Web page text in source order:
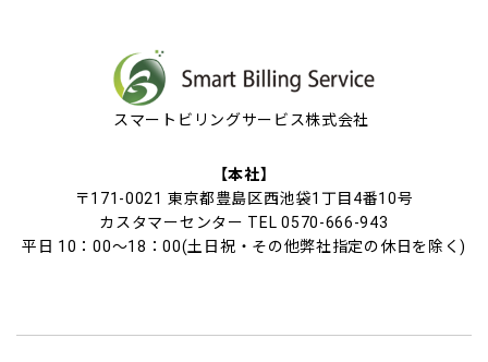
スマートビリングサービス株式会社
【本社】
〒171-0021 東京都豊島区西池袋1丁目4番10号
カスタマーセンター TEL 0570-666-943
平日 10：00～18：00(土日祝・その他弊社指定の休日を除く)